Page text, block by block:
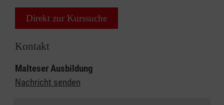
Direkt zur Kurssuche
Kontakt
Malteser Ausbildung
Nachricht senden